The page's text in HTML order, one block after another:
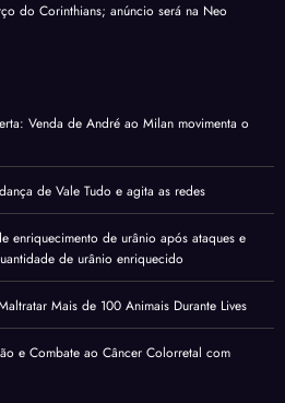
do Corinthians; anúncio será na Neo
Venda de André ao Milan movimenta o
de Vale Tudo e agita as redes
enriquecimento de urânio após ataques e
de urânio enriquecido
Mais de 100 Animais Durante Lives
e Combate ao Câncer Colorretal com